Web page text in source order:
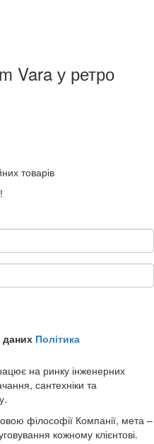
Vara у ретро
товарів
даних Політика
на ринку інженерних
сантехніки та
філософії Компанії, мета –
кожному клієнтові.